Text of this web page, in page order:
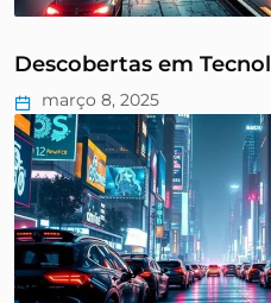
Descobertas em
março 8, 2025